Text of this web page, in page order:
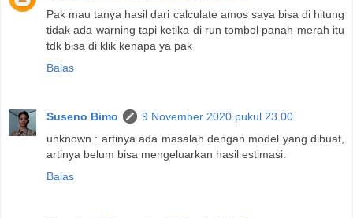
Pak mau tanya hasil dari calculate amos saya bisa di hitung
tidak ada warning tapi ketika di run tombol panah merah itu
tdk bisa di klik kenapa ya pak
Balas
Suseno Bimo
9 November 2020 pukul 23.00
unknown : artinya ada masalah dengan model yang dibuat,
artinya belum bisa mengeluarkan hasil estimasi.
Balas